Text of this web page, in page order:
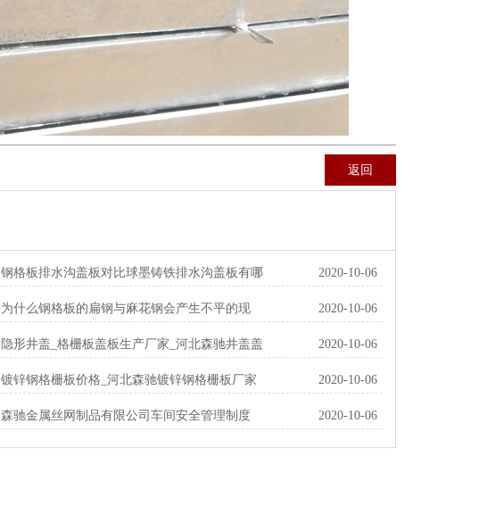
返回
钢格板排水沟盖板对比球墨铸铁排水沟盖板有哪
些优点？
2020-10-06
为什么钢格板的扁钢与麻花钢会产生不平的现
象？
2020-10-06
隐形井盖_格栅板盖板生产厂家_河北森驰井盖盖
板生产厂家
2020-10-06
镀锌钢格栅板价格_河北森驰镀锌钢格栅板厂家
价格低廉
2020-10-06
森驰金属丝网制品有限公司车间安全管理制度 2020-10-06